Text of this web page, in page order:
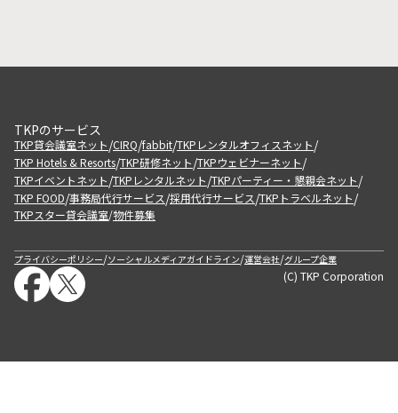
TKPのサービス
TKP貸会議室ネット/CIRQ/fabbit/TKPレンタルオフィスネット/
TKP Hotels & Resorts/TKP研修ネット/TKPウェビナーネット/
TKPイベントネット/TKPレンタルネット/TKPパーティー・懇親会ネット/
TKP FOOD/事務局代行サービス/採用代行サービス/TKPトラベルネット/
TKPスター貸会議室/物件募集
プライバシーポリシー/ソーシャルメディアガイドライン/運営会社/グループ企業
(C) TKP Corporation